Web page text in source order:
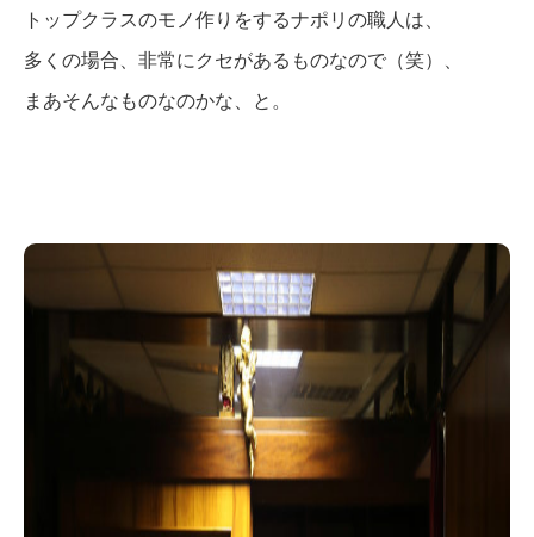
トップクラスのモノ作りをするナポリの職人は、
多くの場合、非常にクセがあるものなので（笑）、
まあそんなものなのかな、と。